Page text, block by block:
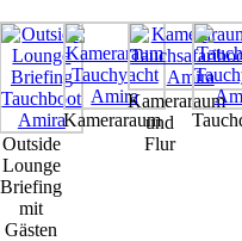
Outside
Lounge
Briefing
mit
Gästen
Kameraraum
Kameraraum
und
Flur